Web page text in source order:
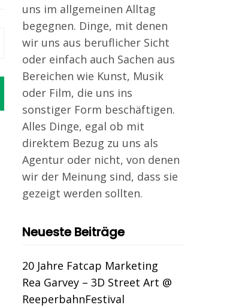
uns im allgemeinen Alltag
begegnen. Dinge, mit denen
wir uns aus beruflicher Sicht
oder einfach auch Sachen aus
Bereichen wie Kunst, Musik
oder Film, die uns ins
sonstiger Form beschäftigen.
Alles Dinge, egal ob mit
direktem Bezug zu uns als
Agentur oder nicht, von denen
wir der Meinung sind, dass sie
gezeigt werden sollten.
Neueste Beiträge
20 Jahre Fatcap Marketing
Rea Garvey – 3D Street Art @
ReeperbahnFestival